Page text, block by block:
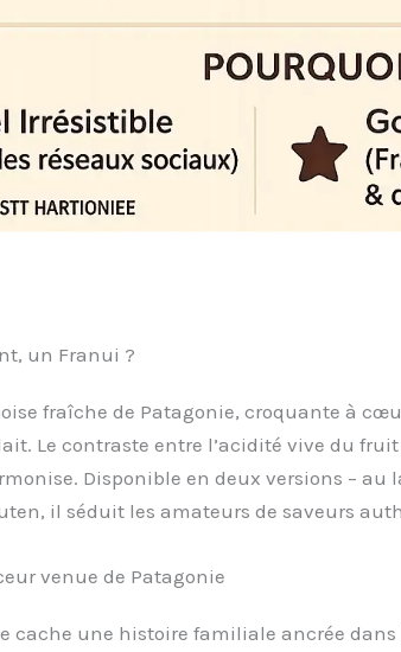
un Franui ?
fraîche de Patagonie, croquante à
Le contraste entre l’acidité vive du
Disponible en deux versions –
il séduit les amateurs de saveurs
venue de Patagonie
cache une histoire familiale ancrée